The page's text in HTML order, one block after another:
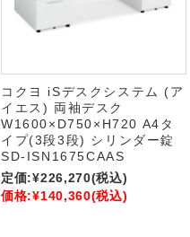
コクヨ iSデスクシステム (ア
イエス) 両袖デスク
W1600×D750×H720 A4タ
イプ(3段3段) シリンダー錠
SD-ISN1675CAAS
定価:¥226,270(税込)
価格:¥140,360(税込)